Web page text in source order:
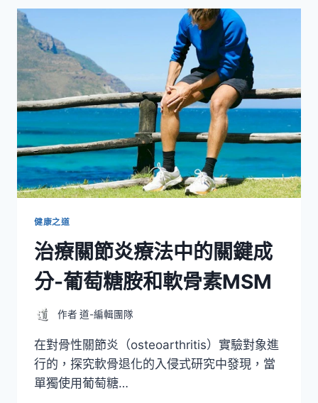
健康之道
治療關節炎療法中的關鍵成
分-葡萄糖胺和軟骨素MSM
作者 道-編輯團隊
在對骨性關節炎（osteoarthritis）實驗對象進
行的，探究軟骨退化的入侵式研究中發現，當
單獨使用葡萄糖…